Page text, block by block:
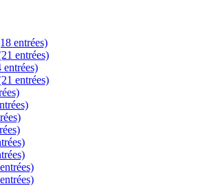
entrées)
entrées)
entrées)